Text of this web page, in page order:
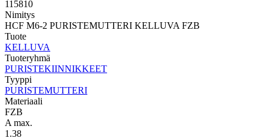
quantity
115810
Nimitys
HCF M6-2 PURISTEMUTTERI KELLUVA FZB
Tuote
KELLUVA
Tuoteryhmä
PURISTEKIINNIKKEET
Tyyppi
PURISTEMUTTERI
Materiaali
FZB
A max.
1.38